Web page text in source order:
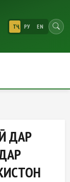
ТҶ РУ EN
ДАР